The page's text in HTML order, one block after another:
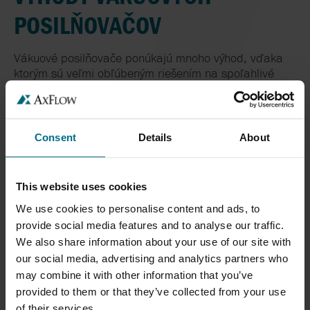
Consent Details About
This website uses cookies
We use cookies to personalise content and ads, to
provide social media features and to analyse our traffic.
We also share information about your use of our site with
our social media, advertising and analytics partners who
may combine it with other information that you’ve
provided to them or that they’ve collected from your use
POSILŇOVAČOV
Vákuové posilňovače ponúkajú mnoho výhod, vďaka
ktorým sú veľmi obľúbeným riešením na spoľahlivé
zvyšovanie prietoku a vákua. Preskúmajte ich hlavné
výhody:
Vysoká efektivita:Vákuové boostery zásadne
viacerých vývev.
Flexibilita: Boostery ponúkajú možnosť
prevádzky s viacerými vývevami súčasne,
možno ich tiež pripojiť k viacerým typom vývev;
spoločne soskrutkovými vývevami ponúkajú
najvyššiu účinnosť z našej ponuky.
Energetická úspora:Vákuové boostery
umožňujú dosiahnutie požadovaného vákua a